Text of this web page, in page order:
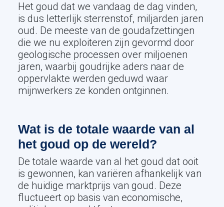
Het goud dat we vandaag de dag vinden,
is dus letterlijk sterrenstof, miljarden jaren
oud. De meeste van de goudafzettingen
die we nu exploiteren zijn gevormd door
geologische processen over miljoenen
jaren, waarbij goudrijke aders naar de
oppervlakte werden geduwd waar
mijnwerkers ze konden ontginnen.
Wat is de totale waarde van al
het goud op de wereld?
De totale waarde van al het goud dat ooit
is gewonnen, kan variëren afhankelijk van
de huidige marktprijs van goud. Deze
fluctueert op basis van economische,